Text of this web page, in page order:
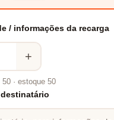
/ informações da recarga
+
· estoque 50